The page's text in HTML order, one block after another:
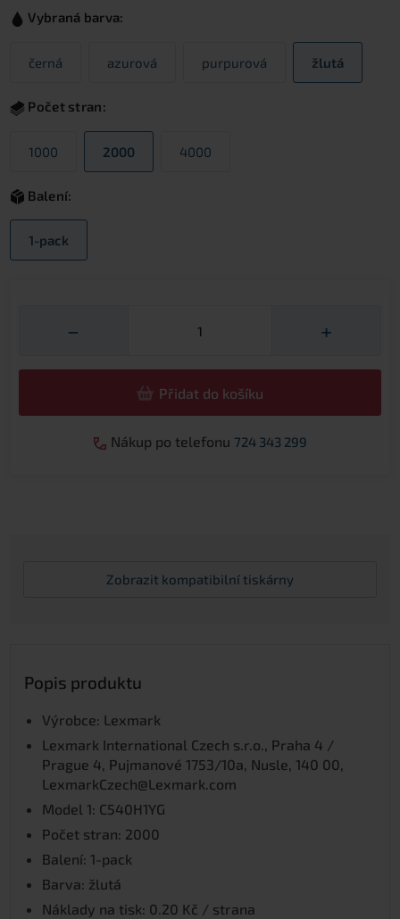
Vybraná barva:
černá azurová purpurová žlutá
Počet stran:
1000 2000 4000
Balení:
1-pack
− +
Přidat do košíku
Nákup po telefonu 724 343 299
Zobrazit kompatibilní tiskárny
Popis produktu
Výrobce: Lexmark
Lexmark International Czech s.r.o., Praha 4 /
Prague 4, Pujmanové 1753/10a, Nusle, 140 00,
LexmarkCzech@Lexmark.com
Model 1: C540H1YG
Počet stran: 2000
Balení: 1-pack
Barva: žlutá
Náklady na tisk: 0.20 Kč / strana